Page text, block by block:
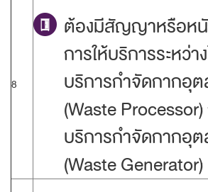
8
ต้องมีสัญญาหรือห
การให้บริการระหว่า
บริการกำจัดกากอุ
(Waste Processor)
บริการกำจัดกากอุ
(Waste